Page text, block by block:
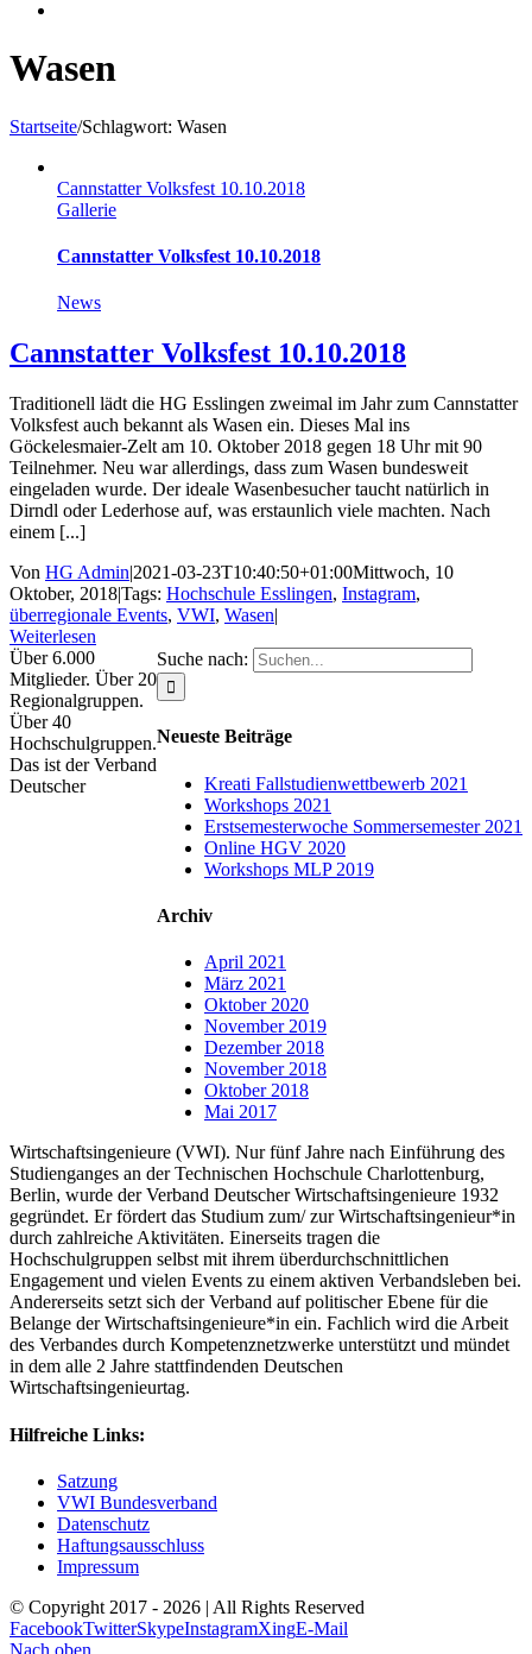
Wasen
Startseite/Schlagwort: Wasen
Cannstatter Volksfest 10.10.2018
Gallerie
Cannstatter Volksfest 10.10.2018
News
Cannstatter Volksfest 10.10.2018
Traditionell lädt die HG Esslingen zweimal im Jahr zum Cannstatter
Volksfest auch bekannt als Wasen ein. Dieses Mal ins
Göckelesmaier-Zelt am 10. Oktober 2018 gegen 18 Uhr mit 90
Teilnehmer. Neu war allerdings, dass zum Wasen bundesweit
eingeladen wurde. Der ideale Wasenbesucher taucht natürlich in
Dirndl oder Lederhose auf, was erstaunlich viele machten. Nach
einem [...]
Von HG Admin|2021-03-23T10:40:50+01:00Mittwoch, 10
Oktober, 2018|Tags: Hochschule Esslingen, Instagram,
überregionale Events, VWI, Wasen|
Weiterlesen
Suche nach:
Neueste Beiträge
Kreati Fallstudienwettbewerb 2021
Workshops 2021
Erstsemesterwoche Sommersemester 2021
Online HGV 2020
Workshops MLP 2019
Archiv
April 2021
März 2021
Oktober 2020
November 2019
Dezember 2018
November 2018
Oktober 2018
Mai 2017
Über 6.000
Mitglieder. Über 20
Regionalgruppen.
Über 40
Hochschulgruppen.
Das ist der Verband
Deutscher
Wirtschaftsingenieure (VWI). Nur fünf Jahre nach Einführung des
Studienganges an der Technischen Hochschule Charlottenburg,
Berlin, wurde der Verband Deutscher Wirtschaftsingenieure 1932
gegründet. Er fördert das Studium zum/ zur Wirtschaftsingenieur*in
durch zahlreiche Aktivitäten. Einerseits tragen die
Hochschulgruppen selbst mit ihrem überdurchschnittlichen
Engagement und vielen Events zu einem aktiven Verbandsleben bei.
Andererseits setzt sich der Verband auf politischer Ebene für die
Belange der Wirtschaftsingenieure*in ein. Fachlich wird die Arbeit
des Verbandes durch Kompetenznetzwerke unterstützt und mündet
in dem alle 2 Jahre stattfindenden Deutschen
Wirtschaftsingenieurtag.
Hilfreiche Links:
Satzung
VWI Bundesverband
Datenschutz
Haftungsausschluss
Impressum
© Copyright 2017 - 2026 | All Rights Reserved
FacebookTwitterSkypeInstagramXingE-Mail
Nach oben